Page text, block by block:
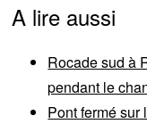
A lire aussi
Rocade sud à
pendant le
Pont fermé sur